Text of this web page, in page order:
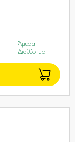
Άμεσα
Διαθέσιμο